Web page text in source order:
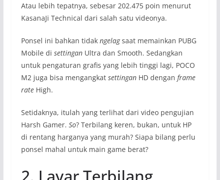
Atau lebih tepatnya, sebesar 202.475 poin menurut
KasanaJi Technical dari salah satu videonya.
Ponsel ini bahkan tidak ngelagsaat memainkan PUBG
Mobile di settinganUltra dan Smooth. Sedangkan
untuk pengaturan grafis yang lebih tinggi lagi, POCO
M2 juga bisa mengangkat settinganHD dengan frame
rateHigh.
Setidaknya, itulah yang terlihat dari video pengujian
Harsh Gamer. So? Terbilang keren, bukan, untuk HP
di rentang harganya yang murah? Siapa bilang perlu
ponsel mahal untuk main game berat?
2. Layar Terbilang